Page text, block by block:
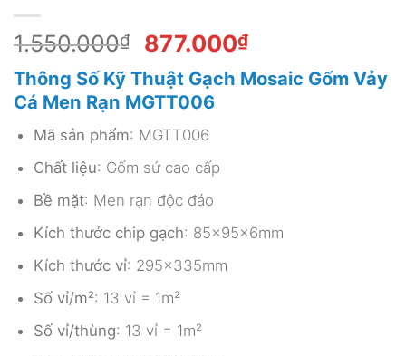
1.550.000₫
Giá
gốc
là:
1.550.000₫.
877.000₫Giá
hiện
tại
Thông Số Kỹ Thuật Gạch Mosaic Gốm Vảy
Cá Men Rạn MGTT006
Mã sản phẩm: MGTT006
Chất liệu: Gốm sứ cao cấp
Bề mặt: Men rạn độc đáo
Kích thước chip gạch: 85x95x6mm
Kích thước vỉ: 295x335mm
Số vỉ/m²: 13 vỉ = 1m²
Số vỉ/thùng: 13 vỉ = 1m²